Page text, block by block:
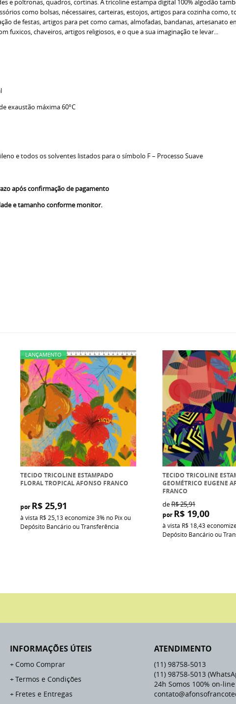
e poltronas, quadros, cortinas. A tricoline estampa digital 100% algodão
como bolsas, nécessaires, carteiras, estojos, artigos para cozinha
de festas, artigos para pet como camas, almofadas, bandanas, artesanato
fuxicos, chaveiros, artigos religiosos, e o que a sua imaginação te levar...
exaustão máxima 60°C
e todos os solventes listados para o símbolo F – Processo Suave
após confirmação de pagamento
e tamanho conforme monitor.
LANÇAMENTO
TECIDO TRICOLINE ESTAMPADO
FLORAL TROPICAL AFONSO FRANCO
por R$ 25,91
à vista R$ 25,13economize3% no Pix ou
Depósito Bancário ou Transferência
TECIDO TRICOLINE
GEOMÉTRICO EUGENE
FRANCO
deR$ 25,91
por R$ 19,00
à vista R$ 18,43
Depósito Bancário ou
INFORMAÇÕES ÚTEIS
Como Comprar
Termos e Condições
Fretes e Entregas
ATENDIMENTO
(11) 98758-5013
(11) 98758-5013
24h Somos 100% on-line